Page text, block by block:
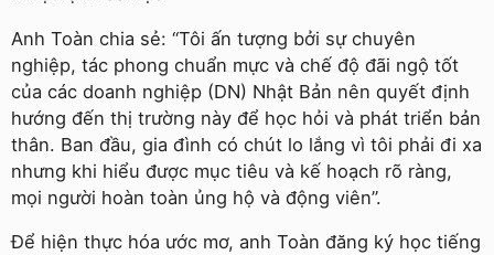
Anh Toàn chia sẻ: “Tôi ấn tượng bởi sự chuyên
nghiệp, tác phong chuẩn mực và chế độ đãi ngộ tốt
của các doanh nghiệp (DN) Nhật Bản nên quyết định
hướng đến thị trường này để học hỏi và phát triển bản
thân. Ban đầu, gia đình có chút lo lắng vì tôi phải đi xa
nhưng khi hiểu được mục tiêu và kế hoạch rõ ràng,
mọi người hoàn toàn ủng hộ và động viên”.
Để hiện thực hóa ước mơ, anh Toàn đăng ký học tiếng